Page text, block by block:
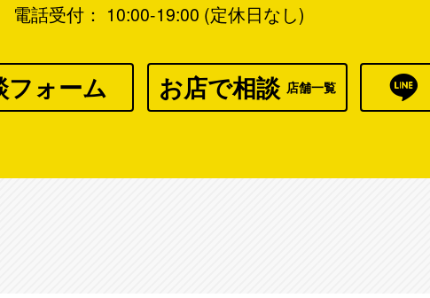
電話受付： 10:00-19:00 (定休日なし)
フォーム お店で相談 店舗一覧